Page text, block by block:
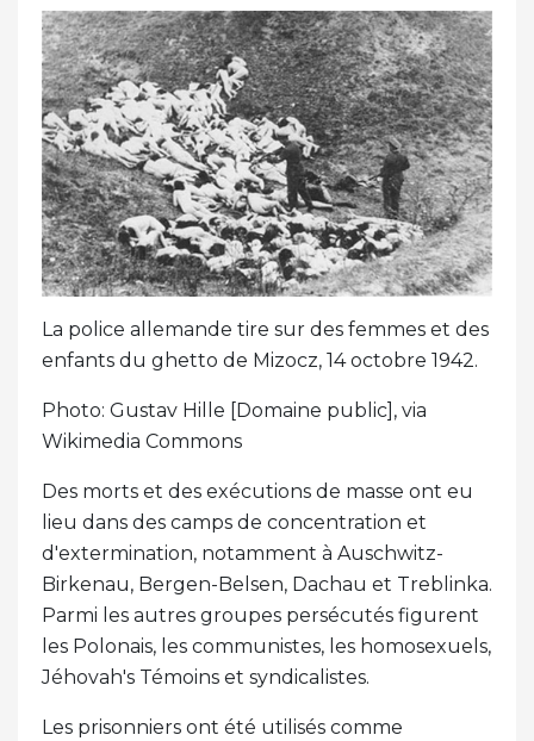
La police allemande tire sur des femmes et des
enfants du ghetto de Mizocz, 14 octobre 1942.
Photo: Gustav Hille [Domaine public], via
Wikimedia Commons
Des morts et des exécutions de masse ont eu
lieu dans des camps de concentration et
d'extermination, notamment à Auschwitz-
Birkenau, Bergen-Belsen, Dachau et Treblinka.
Parmi les autres groupes persécutés figurent
les Polonais, les communistes, les homosexuels,
Jéhovah's Témoins et syndicalistes.
Les prisonniers ont été utilisés comme